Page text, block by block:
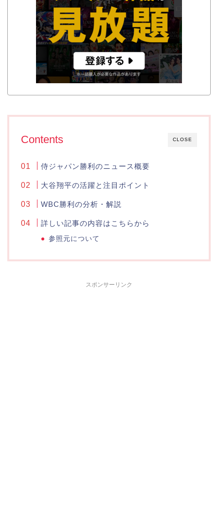
CLOSE
Contents
侍ジャパン勝利のニュース概要
大谷翔平の活躍と注目ポイント
WBC勝利の分析・解説
詳しい記事の内容はこちらから
参照元について
スポンサーリンク